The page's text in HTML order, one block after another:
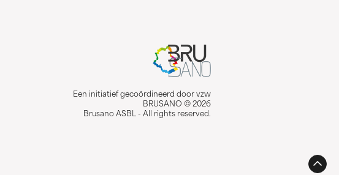
Een initiatief gecoördineerd door vzw
BRUSANO © 2026
Brusano ASBL - All rights reserved.